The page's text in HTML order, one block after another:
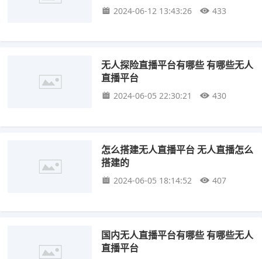
2024-06-12 13:43:26 433
无人探险直播平台有哪些 有哪些无人
直播平台
2024-06-05 22:30:21 430
怎么搭建无人直播平台 无人直播怎么
搭建的
2024-06-05 18:14:52 407
国内无人直播平台有哪些 有哪些无人
直播平台